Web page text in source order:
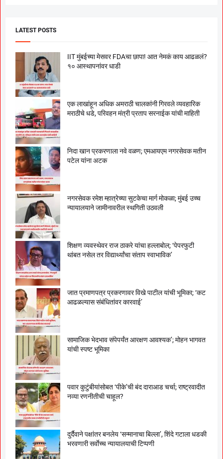
LATEST POSTS
IIT मुंबईच्या मेसवर FDAचा छापा! आत नेमकं काय आढळलं?
१० आस्थापनांवर धाडी
एक लाखांहून अधिक अमराठी चालकांनी गिरवले व्यवहारिक
मराठीचे धडे, परिवहन मंत्री प्रताप सरनाईक यांची माहिती
निदा खान प्रकरणाला नवे वळण; एमआयएम नगरसेवक मतीन
पटेल यांना अटक
नगरसेवक रमेश म्हात्रेच्या सुटकेचा मार्ग मोकळा; मुंबई उच्च
न्यायालयाने जामीनावरील स्थगिती उठवली
शिक्षण व्यवस्थेवर राज ठाकरे यांचा हल्लाबोल; ‘पेपरफुटी
थांबत नसेल तर विद्यार्थ्यांचा संताप स्वाभाविक’
जात प्रमाणपत्र प्रकरणावर विखे पाटील यांची भूमिका; ‘कट
आढळल्यास संबंधितांवर कारवाई’
सामाजिक भेदभाव संपेपर्यंत आरक्षण आवश्यक’; मोहन भागवत
यांची स्पष्ट भूमिका
पवार कुटुंबीयांसोबत ‘पीके’ची बंद दाराआड चर्चा; राष्ट्रवादीत
नव्या रणनीतीची चाहूल?
दुर्दैवाने पक्षांतर बनलेय ‘सन्मानाचा बिल्ला’, शिंदे गटाला धडकी
भरवणारी सर्वाेच्च न्यायालयाची टिप्पणी